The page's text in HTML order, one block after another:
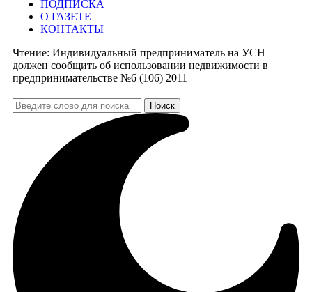
ПОДПИСКА
О ГАЗЕТЕ
КОНТАКТЫ
Чтение: Индивидуальный предприниматель на УСН
должен сообщить об использовании недвижимости в
предпринимательстве №6 (106) 2011